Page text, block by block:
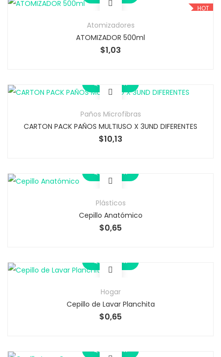
HOT
Atomizadores
ATOMIZADOR 500ml
$1,03
Quick View
Paños Microfibras
CARTON PACK PAÑOS MULTIUSO X 3UND DIFERENTES
$10,13
Quick View
Plásticos
Cepillo Anatómico
$0,65
Quick View
Hogar
Cepillo de Lavar Planchita
$0,65
Quick View